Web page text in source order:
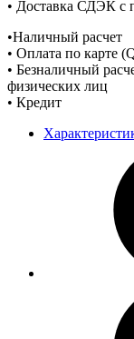
• Доставка СДЭК с
•Наличный расчет
• Оплата по карте
• Безналичный
физических лиц
• Кредит